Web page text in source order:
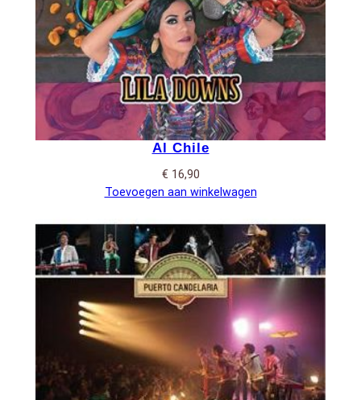
Al Chile
€ 16,90
Toevoegen aan winkelwagen